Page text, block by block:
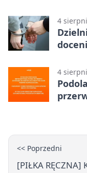
4
4
<< Poprzedni
[PIŁKA RĘCZNA]